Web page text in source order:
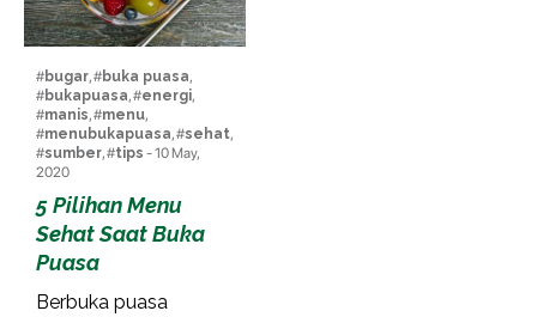
#bugar, #buka puasa,
#bukapuasa, #energi,
#manis, #menu,
#menubukapuasa, #sehat,
#sumber, #tips - 10 May,
2020
5 Pilihan Menu
Sehat Saat Buka
Puasa
Berbuka puasa